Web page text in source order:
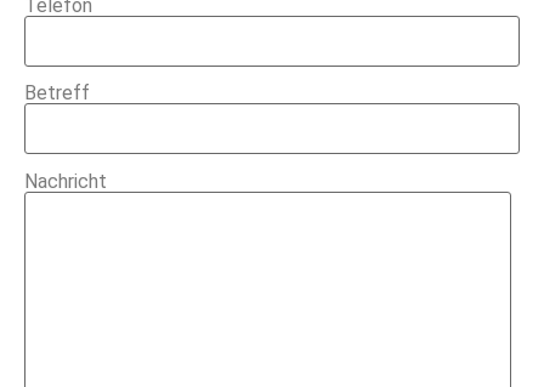
Telefon
Betreff
Nachricht